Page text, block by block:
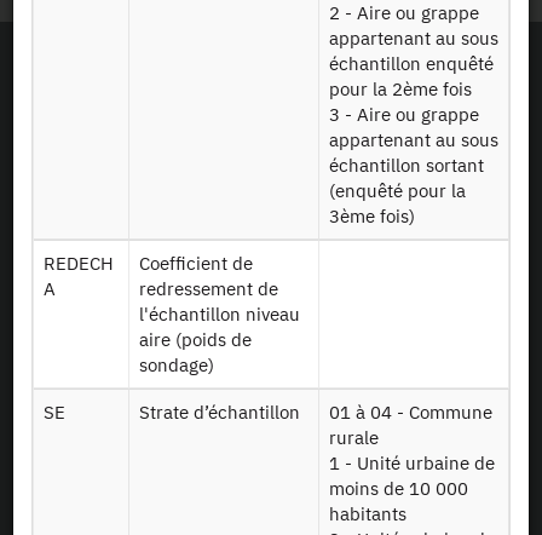
2 - Aire ou grappe
appartenant au sous
échantillon enquêté
pour la 2ème fois
3 - Aire ou grappe
appartenant au sous
échantillon sortant
(enquêté pour la
3ème fois)
REDECH
A
Coefficient de
redressement de
l'échantillon niveau
aire (poids de
sondage)
SE Strate d’échantillon
01 à 04 - Commune
rurale
1 - Unité urbaine de
moins de 10 000
habitants
As a simple visitor, browsing the CASD website will not install cookies.
program managed by the National Research Agency (“ANR”).